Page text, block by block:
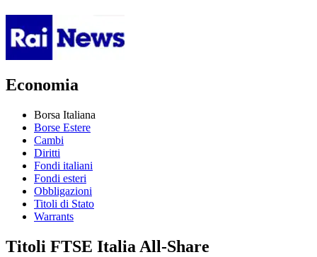
Economia
Borsa Italiana
Borse Estere
Cambi
Diritti
Fondi italiani
Fondi esteri
Obbligazioni
Titoli di Stato
Warrants
Titoli FTSE Italia All-Share